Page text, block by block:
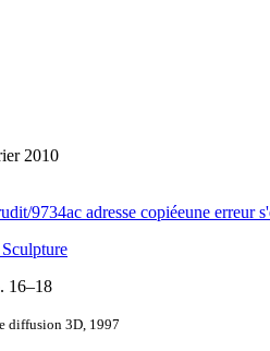
2010
9734ac adresse copiéeune erreur
16–18
diffusion 3D, 1997